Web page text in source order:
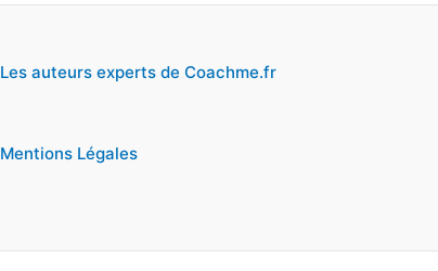
Les auteurs experts de Coachme.fr
Mentions Légales